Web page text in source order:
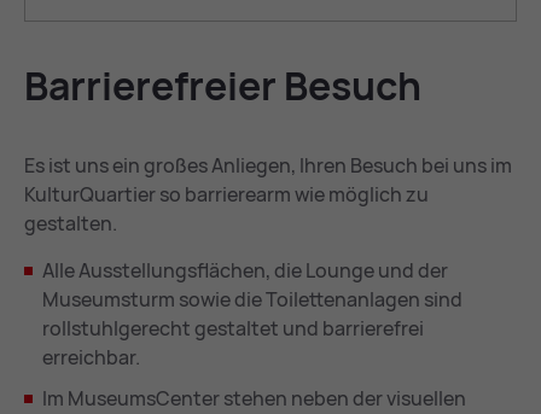
Bar­rie­re­frei­er Be­such
Es ist uns ein großes Anliegen, Ihren Besuch bei uns im
KulturQuartier so barrierearm wie möglich zu
gestalten.
Alle Ausstellungsflächen, die Lounge und der
Museumsturm sowie die Toilettenanlagen sind
rollstuhlgerecht gestaltet und barrierefrei
erreichbar.
Im MuseumsCenter stehen neben der visuellen